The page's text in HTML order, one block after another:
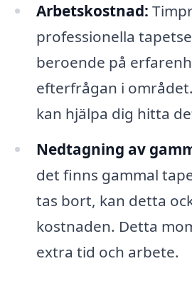
Arbetskostnad:
professionella
beroende på
efterfrågan i
kan hjälpa dig hitta
Nedtagning av
det finns gammal
tas bort, kan detta
kostnaden. Detta
extra tid och arbete.